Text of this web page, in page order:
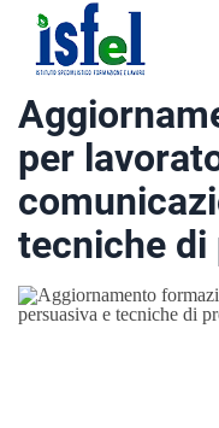
Isfel
Istituto
specialistico
formazione
e
lavoro
per
tecniche di